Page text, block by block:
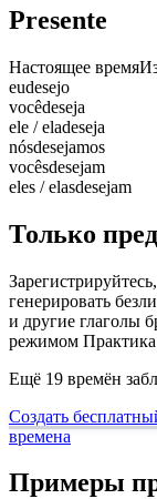
Presente
Настоящее время
eudesejo
vocêdeseja
ele / eladeseja
nósdesejamos
vocêsdesejam
eles / elasdesejam
Только
генерировать
и другие глаголы
режимом Практика
Ещё 19 времён
Создать
времена
Примеры